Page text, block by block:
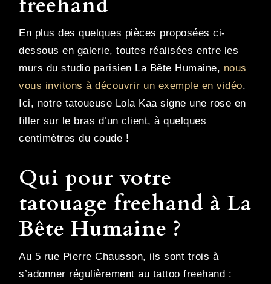
En plus des quelques pièces proposées ci-
dessous en galerie, toutes réalisées entre les
murs du studio parisien La Bête Humaine, nous
vous invitons à découvrir un exemple en vidéo.
Ici, notre tatoueuse Lola Kaa signe une rose en
filler sur le bras d’un client, à quelques
centimètres du coude !
Qui pour votre
tatouage freehand à La
Bête Humaine ?
Au 5 rue Pierre Chausson, ils sont trois à
s’adonner régulièrement au tattoo freehand :